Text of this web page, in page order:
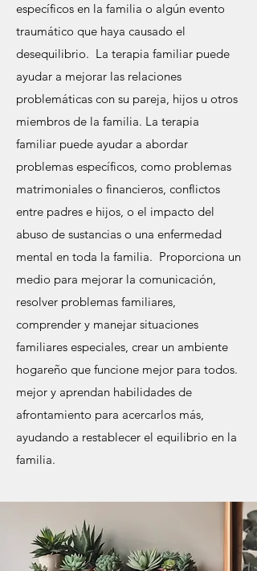
específicos en la familia o algún evento
traumático que haya causado el
desequilibrio. La terapia familiar puede
ayudar a mejorar las relaciones
problemáticas con su pareja, hijos u otros
miembros de la familia. La terapia
familiar puede ayudar a abordar
problemas específicos, como problemas
matrimoniales o financieros, conflictos
entre padres e hijos, o el impacto del
abuso de sustancias o una enfermedad
mental en toda la familia. Proporciona un
medio para mejorar la comunicación,
resolver problemas familiares,
comprender y manejar situaciones
familiares especiales, crear un ambiente
hogareño que funcione mejor para todos.
mejor y aprendan habilidades de
afrontamiento para acercarlos más,
ayudando a restablecer el equilibrio en la
familia.